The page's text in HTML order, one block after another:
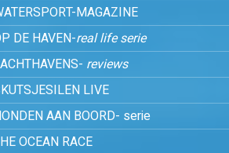
MAGAZINE
DE HAVEN-real life serie
reviews
LIVE
AAN BOORD- serie
OCEAN RACE